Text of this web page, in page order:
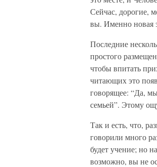
Сейчас, дорогие,
вы. Именно новая
Последние
простого
чтобы впитать
читающих это
говорящее: “Да,
семьей”. Этому
Так и есть, что,
говорили много
будет учение; но
возможно, вы не